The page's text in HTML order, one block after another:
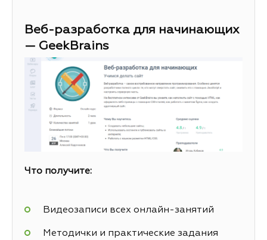
Веб-разработка для начинающих
— GeekBrains
Что получите:
Видеозаписи всех онлайн-занятий
Методички и практические задания